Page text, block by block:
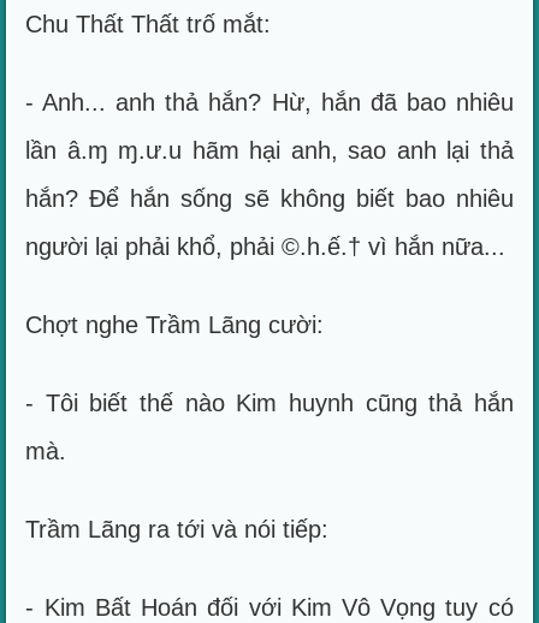
Chu Thất Thất trố mắt:
- Anh... anh thả hắn? Hừ, hắn đã bao nhiêu
lần â.ɱ ɱ.ư.u hãm hại anh, sao anh lại thả
hắn? Để hắn sống sẽ không biết bao nhiêu
người lại phải khổ, phải ©.h.ế.† vì hắn nữa...
Chợt nghe Trầm Lãng cười:
- Tôi biết thế nào Kim huynh cũng thả hắn
mà.
Trầm Lãng ra tới và nói tiếp:
- Kim Bất Hoán đối với Kim Vô Vọng tuy có